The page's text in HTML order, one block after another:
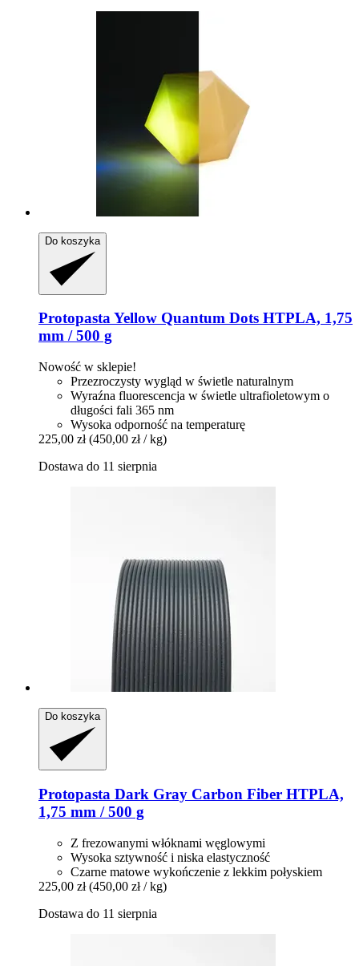
Do koszyka
ProtopastaYellow Quantum Dots HTPLA, 1,75
mm / 500 g
Nowość w sklepie!
Przezroczysty wygląd w świetle naturalnym
Wyraźna fluorescencja w świetle ultrafioletowym o
długości fali 365 nm
Wysoka odporność na temperaturę
225,00 zł (450,00 zł / kg)
Dostawa do 11 sierpnia
Do koszyka
Protopasta Dark Gray Carbon Fiber HTPLA,
1,75 mm / 500 g
Z frezowanymi włóknami węglowymi
Wysoka sztywność i niska elastyczność
Czarne matowe wykończenie z lekkim połyskiem
225,00 zł (450,00 zł / kg)
Dostawa do 11 sierpnia